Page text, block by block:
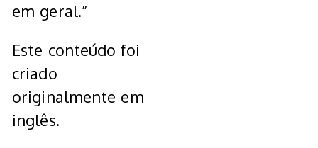
em geral.”
Este conteúdo foi
criado
originalmente em
inglês.